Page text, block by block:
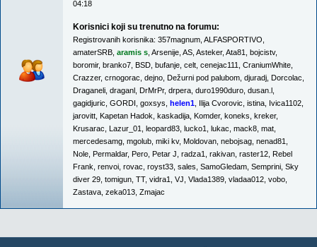
04:18
Korisnici koji su trenutno na forumu:
Registrovanih korisnika: 357magnum ALFASPORTIVO
amaterSRB aramis s Arsenije AS Asteker, Ata81 bojcistv,
boromir, branko7 BSD bufanje celt cenejac111 CraniumWhite
Crazzer, crnogorac dejno Dežurni pod palubom djuradj Dorcolac
Draganeli draganl DrMrPr, drpera duro1990duro dusan.l
gagidjuric GORDI goxsys helen1 Ilija Cvorovic istina Ivica1102
jarovitt Kapetan Hadok kaskadija Komder, koneks kreker,
Krusarac Lazur_01 leopard83 lucko1 lukac mack8 mat
mercedesamg mgolub miki kv, Moldovan nebojsag nenad81
Nole Permaldar, Pero Petar J radza1 rakivan raster12 Rebel
Frank renvoi rovac royst33 sales SamoGledam Semprini Sky
diver 29 tomigun TT, vidra1 VJ Vlada1389 vladaa012 vobo
Zastava zeka013 Zmajac